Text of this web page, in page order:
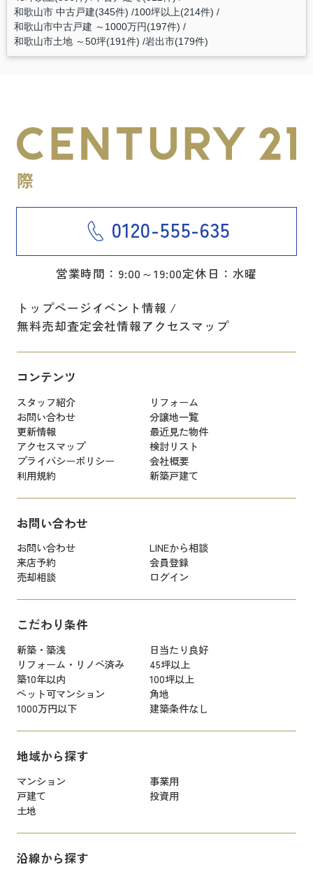
和歌山市 中古戸建(345件) 100坪以上(214件)
和歌山市中古戸建 ～1000万円(197件)
和歌山市土地 ～50坪(191件) 岩出市(179件)
0120-555-635
営業時間：9:00～19:00定休日：水曜
トップページイベント情報
無料売却査定会社情報アクセスマップ
コンテンツ
スタッフ紹介
リフォーム
お問い合わせ
分譲地一覧
更新情報
最近見た物件
アクセスマップ
検討リスト
プライバシーポリシー
会社概要
利用規約
新築戸建て
お問い合わせ
お問い合わせ
LINEから相談
来店予約
会員登録
売却相談
ログイン
こだわり条件
新築・築浅
日当たり良好
リフォーム・リノベ済み
45坪以上
築10年以内
100坪以上
ペット可マンション
角地
1000万円以下
建築条件なし
地域から探す
マンション
事業用
戸建て
投資用
土地
沿線から探す